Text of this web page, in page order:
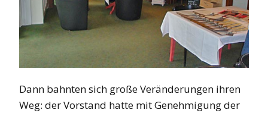
Dann bahnten sich große Veränderungen ihren
Weg: der Vorstand hatte mit Genehmigung der